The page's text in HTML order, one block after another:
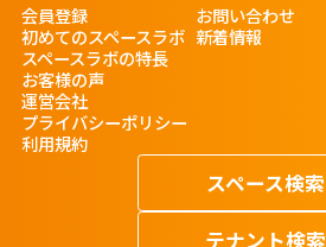
会員登録
初めてのスペースラボ
スペースラボの特長
お客様の声
運営会社
プライバシーポリシー
利用規約
お問い合わせ
新着情報
スペース検索
テナント検索